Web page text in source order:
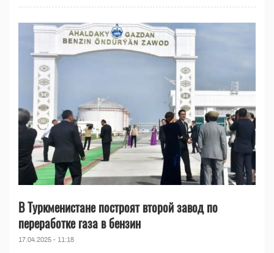
В Туркменистане построят второй завод по
переработке газа в бензин
17.04.2025 - 11:18